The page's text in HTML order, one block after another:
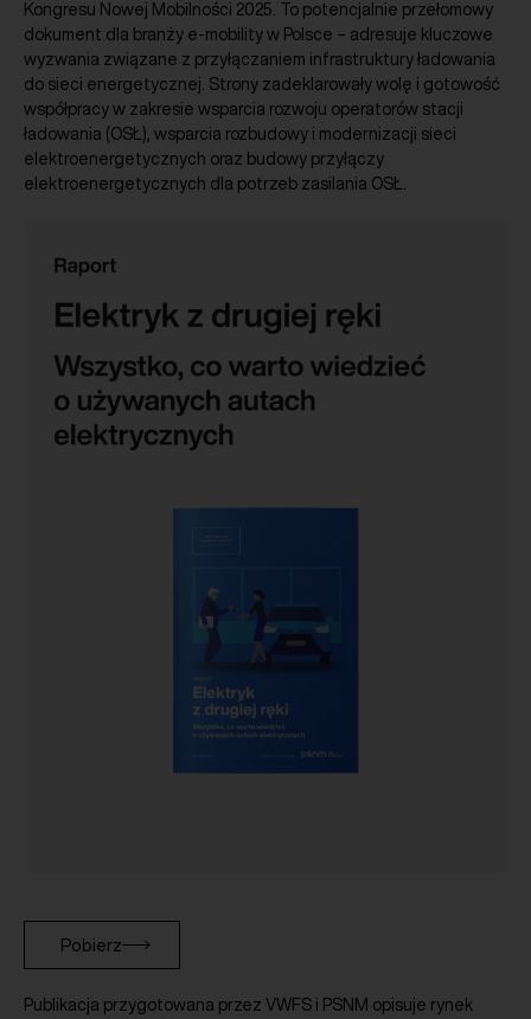
Kongresu Nowej Mobilności 2025. To potencjalnie przełomowy
dokument dla branży e-mobility w Polsce – adresuje kluczowe
wyzwania związane z przyłączaniem infrastruktury ładowania
do sieci energetycznej. Strony zadeklarowały wolę i gotowość
współpracy w zakresie wsparcia rozwoju operatorów stacji
ładowania (OSŁ), wsparcia rozbudowy i modernizacji sieci
elektroenergetycznych oraz budowy przyłączy
elektroenergetycznych dla potrzeb zasilania OSŁ.
Pobierz
Publikacja przygotowana przez VWFS i PSNM opisuje rynek